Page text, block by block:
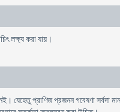
লক্ষ্য করা যায়।
প্রাণিজ প্রজনন গবেষণা সর্বদা